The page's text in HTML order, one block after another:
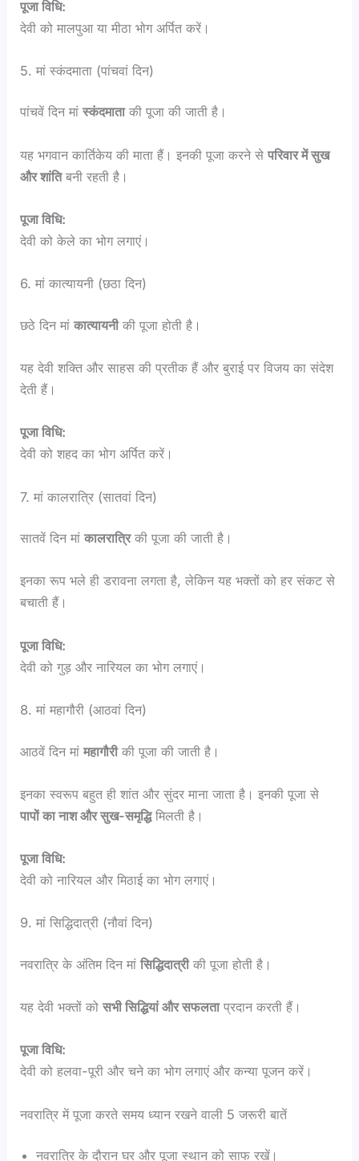
पूजा विधि:
देवी को मालपुआ या मीठा भोग अर्पित करें।
5. मां स्कंदमाता (पांचवां दिन)
पांचवें दिन मांस्कंदमाताकी पूजा की जाती है।
यह भगवान कार्तिकेय की माता हैं। इनकी पूजा करने सेपरिवार में सुख
और शांतिबनी रहती है।
पूजा विधि:
देवी को केले का भोग लगाएं।
6. मां कात्यायनी (छठा दिन)
छठे दिन मांकात्यायनीकी पूजा होती है।
यह देवी शक्ति और साहस की प्रतीक हैं और बुराई पर विजय का संदेश
देती हैं।
पूजा विधि:
देवी को शहद का भोग अर्पित करें।
7. मां कालरात्रि (सातवां दिन)
सातवें दिन मांकालरात्रिकी पूजा की जाती है।
इनका रूप भले ही डरावना लगता है, लेकिन यह भक्तों को हर संकट से
बचाती हैं।
पूजा विधि:
देवी को गुड़ और नारियल का भोग लगाएं।
8. मां महागौरी (आठवां दिन)
आठवें दिन मांमहागौरीकी पूजा की जाती है।
इनका स्वरूप बहुत ही शांत और सुंदर माना जाता है। इनकी पूजा से
पापों का नाश और सुख-समृद्धिमिलती है।
पूजा विधि:
देवी को नारियल और मिठाई का भोग लगाएं।
9. मां सिद्धिदात्री (नौवां दिन)
नवरात्रि के अंतिम दिन मांसिद्धिदात्रीकी पूजा होती है।
यह देवी भक्तों कोसभी सिद्धियां और सफलताप्रदान करती हैं।
पूजा विधि:
देवी को हलवा-पूरी और चने का भोग लगाएं और कन्या पूजन करें।
नवरात्रि में पूजा करते समय ध्यान रखने वाली 5 जरूरी बातें
नवरात्रि के दौरान घर और पूजा स्थान को साफ रखें।